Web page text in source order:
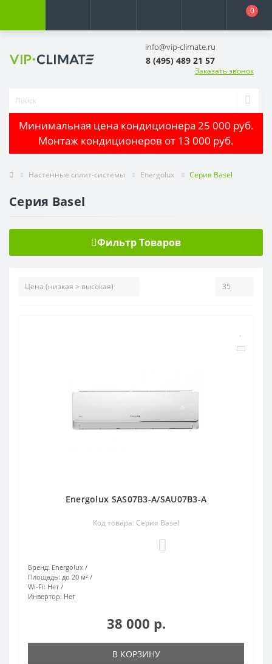
0
info@vip-climate.ru
8 (495) 489 21 57
Заказать звонок
Минимальная цена кондиционера 25 000 руб.
Монтаж кондиционеров от 13 000 руб.
Настенные сплит-системы Energolux Серия Basel
Серия Basel
Фильтр Товаров
Energolux SAS07B3-A/SAU07B3-A
Код товара: Серия Basel
Бренд: Energolux
Площадь: до 20 м²
Wi-Fi: Нет
Инвертор: Нет
38 000 р.
В КОРЗИНУ